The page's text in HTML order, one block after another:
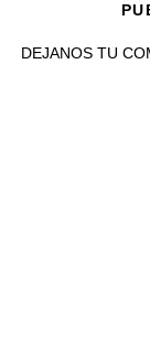
DEJANOS TU